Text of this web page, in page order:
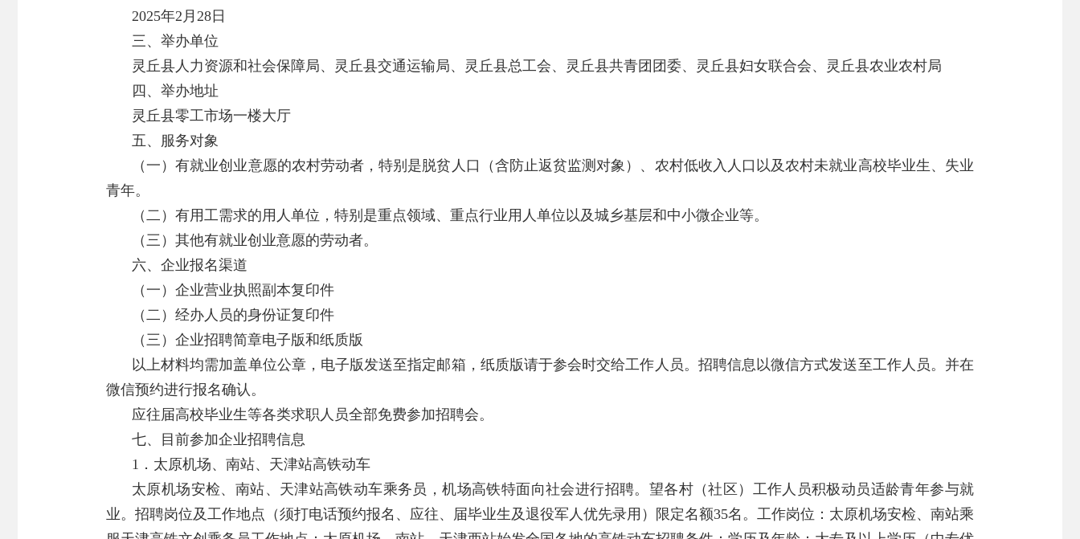
2025年2月28日
三、举办单位
灵丘县人力资源和社会保障局、灵丘县交通运输局、灵丘县总工会、灵丘县共青团团委、灵丘县妇女联合会、灵丘县农业农村局
四、举办地址
灵丘县零工市场一楼大厅
五、服务对象
（一）有就业创业意愿的农村劳动者，特别是脱贫人口（含防止返贫监测对象）、农村低收入人口以及农村未就业高校毕业生、失业
青年。
（二）有用工需求的用人单位，特别是重点领域、重点行业用人单位以及城乡基层和中小微企业等。
（三）其他有就业创业意愿的劳动者。
六、企业报名渠道
（一）企业营业执照副本复印件
（二）经办人员的身份证复印件
（三）企业招聘简章电子版和纸质版
以上材料均需加盖单位公章，电子版发送至指定邮箱，纸质版请于参会时交给工作人员。招聘信息以微信方式发送至工作人员。并在
微信预约进行报名确认。
应往届高校毕业生等各类求职人员全部免费参加招聘会。
七、目前参加企业招聘信息
1．太原机场、南站、天津站高铁动车
太原机场安检、南站、天津站高铁动车乘务员，机场高铁特面向社会进行招聘。望各村（社区）工作人员积极动员适龄青年参与就
业。招聘岗位及工作地点（须打电话预约报名、应往、届毕业生及退役军人优先录用）限定名额35名。工作岗位：太原机场安检、南站乘